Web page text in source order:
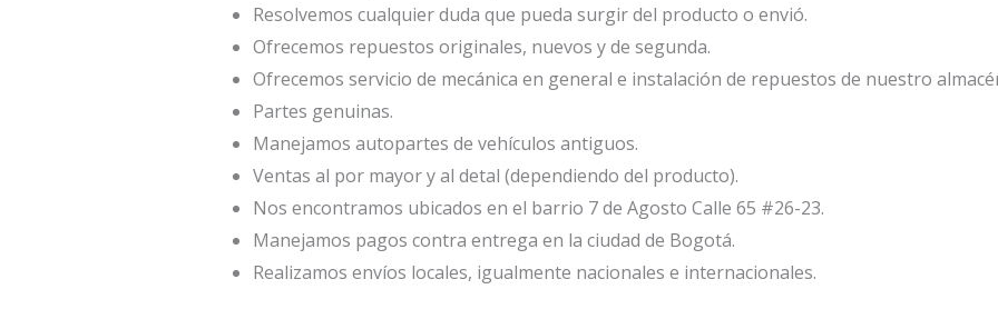
Resolvemos cualquier duda que pueda surgir del producto o envió.
Ofrecemos repuestos originales, nuevos y de segunda.
Ofrecemos servicio de mecánica en general e instalación de repuestos de nuestro
Partes genuinas.
Manejamos autopartes de vehículos antiguos.
Ventas al por mayor y al detal (dependiendo del producto).
Nos encontramos ubicados en el barrio 7 de Agosto Calle 65 #26-23.
Manejamos pagos contra entrega en la ciudad de Bogotá.
Realizamos envíos locales, igualmente nacionales e internacionales.